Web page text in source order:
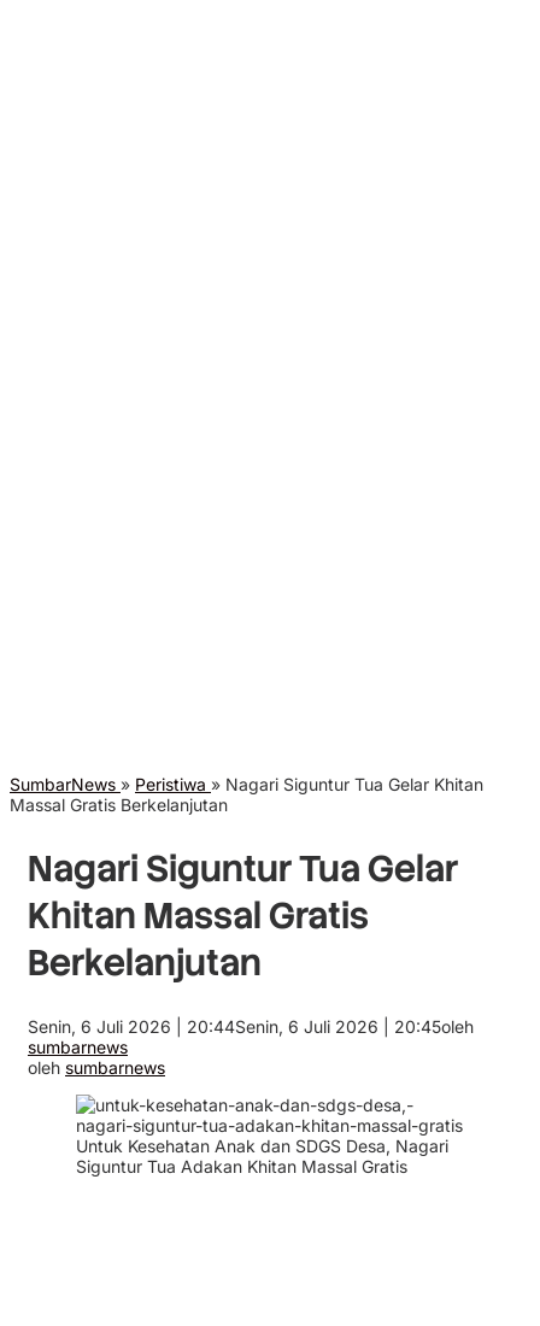
SumbarNews » Peristiwa » Nagari Siguntur Tua Gelar Khitan
Massal Gratis Berkelanjutan
Nagari Siguntur Tua Gelar
Khitan Massal Gratis
Berkelanjutan
Senin, 6 Juli 2026 | 20:44Senin, 6 Juli 2026 | 20:45oleh
sumbarnews
oleh sumbarnews
Untuk Kesehatan Anak dan SDGS Desa, Nagari
Siguntur Tua Adakan Khitan Massal Gratis